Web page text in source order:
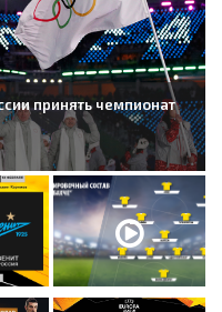
принять чемпионат